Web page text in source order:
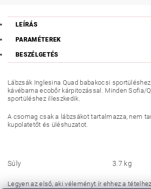
LEÍRÁS
PARAMÉTEREK
BESZÉLGETÉS
Lábzsák Inglesina Quad babakocsi
kávébarna ecobőr kárpitozással. Minden Sofia/
sportüléshez illeszkedik.
A csomag csak a lábzsákot tartalmazza, nem
kupolatetőt és üléshuzatot.
Súly 3.7 kg
Legyen az első, aki véleményt ír ehhez a